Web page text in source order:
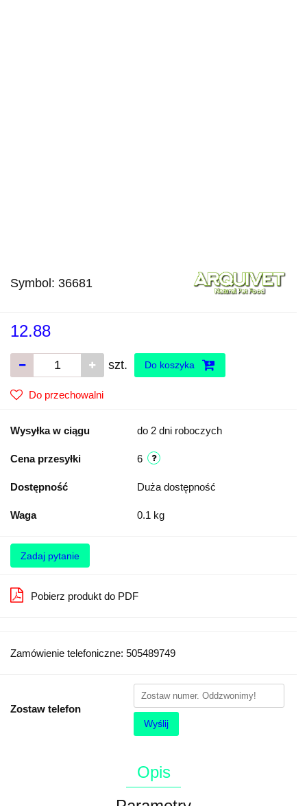
Symbol: 36681
12.88
szt. Do koszyka
Do przechowalni
Wysyłka w ciągu do 2 dni roboczych
Cena przesyłki 6
Dostępność Duża dostępność
Waga 0.1 kg
Zadaj pytanie
Pobierz produkt do PDF
Zamówienie telefoniczne: 505489749
Zostaw telefon
Wyślij
Opis